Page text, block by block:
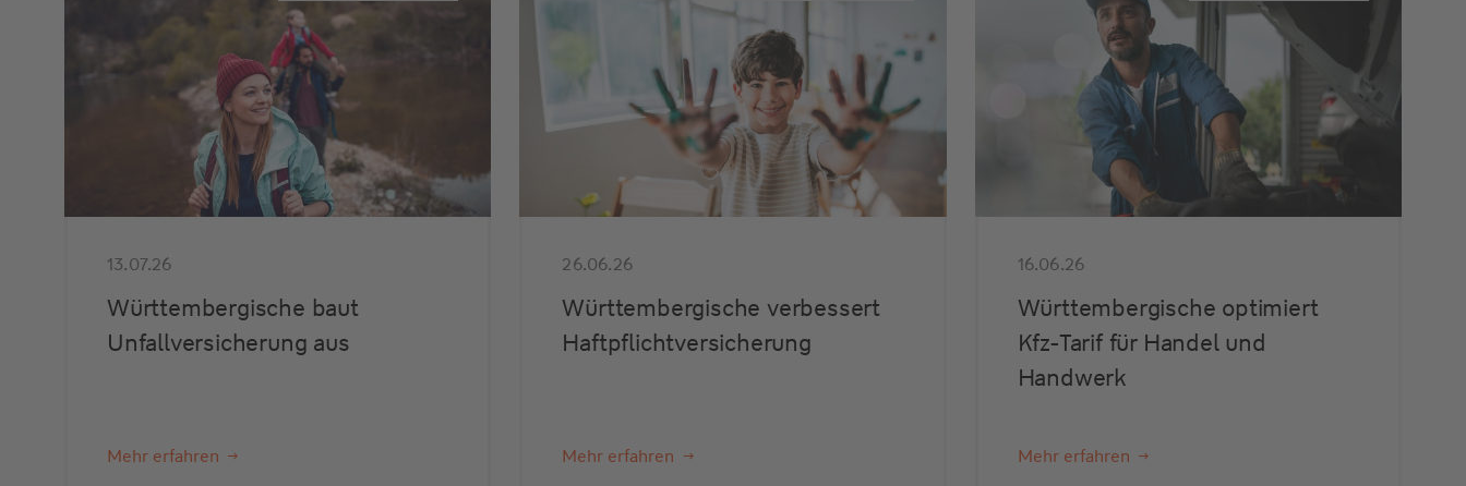
13.07.26
Württembergische baut
Unfallversicherung aus
Mehr erfahren
26.06.26
Württembergische verbessert
Haftpflichtversicherung
Mehr erfahren
16.06.26
Württembergische optimiert
Kfz-Tarif für Handel und
Handwerk
Mehr erfahren